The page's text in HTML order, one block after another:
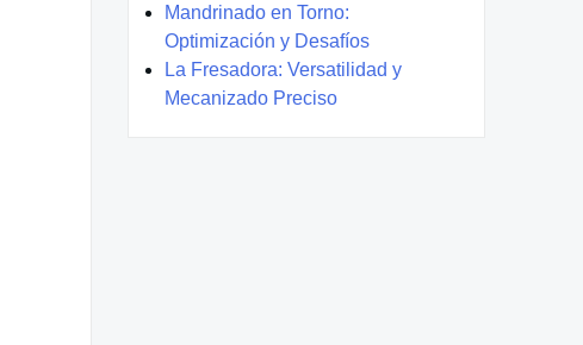
Mandrinado en Torno:
Optimización y Desafíos
La Fresadora: Versatilidad y
Mecanizado Preciso